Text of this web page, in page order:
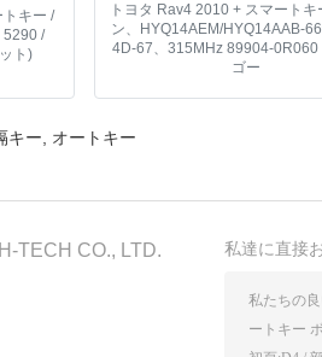
トキー /
5290 /
ト)
トヨタ Rav4 2010 + スマートキ
ン、HYQ14AEM/HYQ14AAB-
4D-67、315MHz 89904-0R060
ゴー
キー, オートキー
TECH CO., LTD. 私達に直接